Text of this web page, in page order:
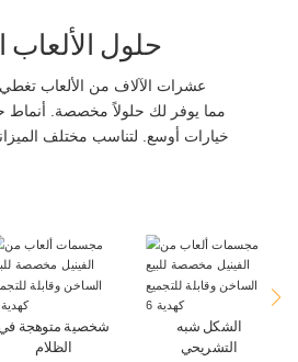
حلول الألعاب
عشرات الآلاف من الألعاب تغطي
مما يوفر لك حلولاً مخصصة. أنماط
خيارات أوسع. لتناسب مختلف
شخصية متوهجة
الظلام
الشكل شبه
التشريحي